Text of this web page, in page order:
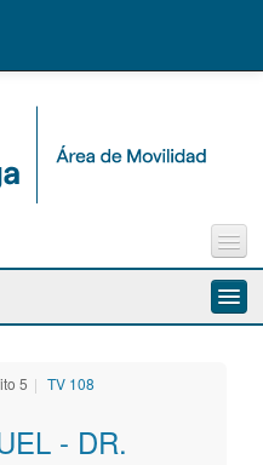
Incidencia vía pública
Sugerencias
5 | TV 108
- DR.